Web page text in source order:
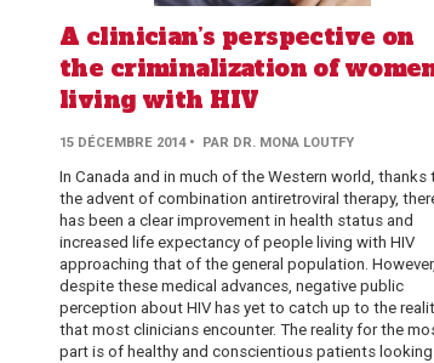
A clinician’s perspective on
the criminalization of
living with HIV
15 DÉCEMBRE 2014 • PAR DR. MONA LOUTFY
In Canada and in much of the Western world, thanks
the advent of combination antiretroviral therapy,
has been a clear improvement in health status and
increased life expectancy of people living with HIV
approaching that of the general population. However,
despite these medical advances, negative public
perception about HIV has yet to catch up to the
that most clinicians encounter. The reality for the
part is of healthy and conscientious patients